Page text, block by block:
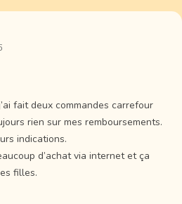
fait deux commandes carrefour
rien sur mes remboursements.
indications.
d’achat via internet et ça
filles.